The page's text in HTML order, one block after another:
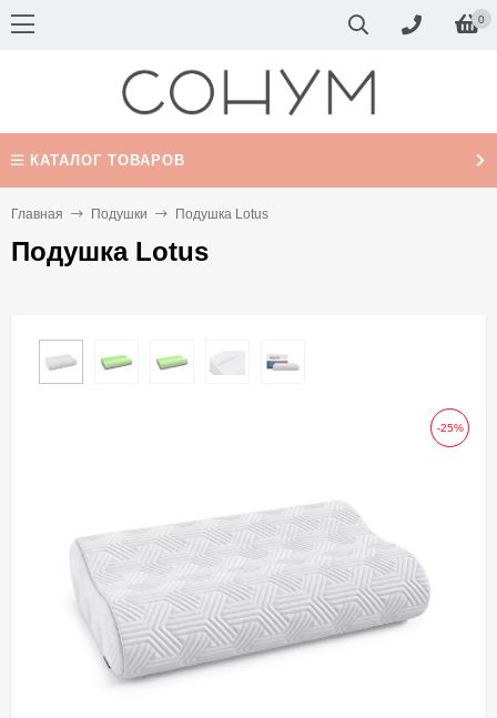
0
КАТАЛОГ ТОВАРОВ
Главная Подушки Подушка Lotus
Подушка Lotus
-25%